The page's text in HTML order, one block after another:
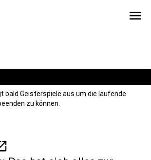
menu
bald Geisterspiele aus um die laufende
zu können.